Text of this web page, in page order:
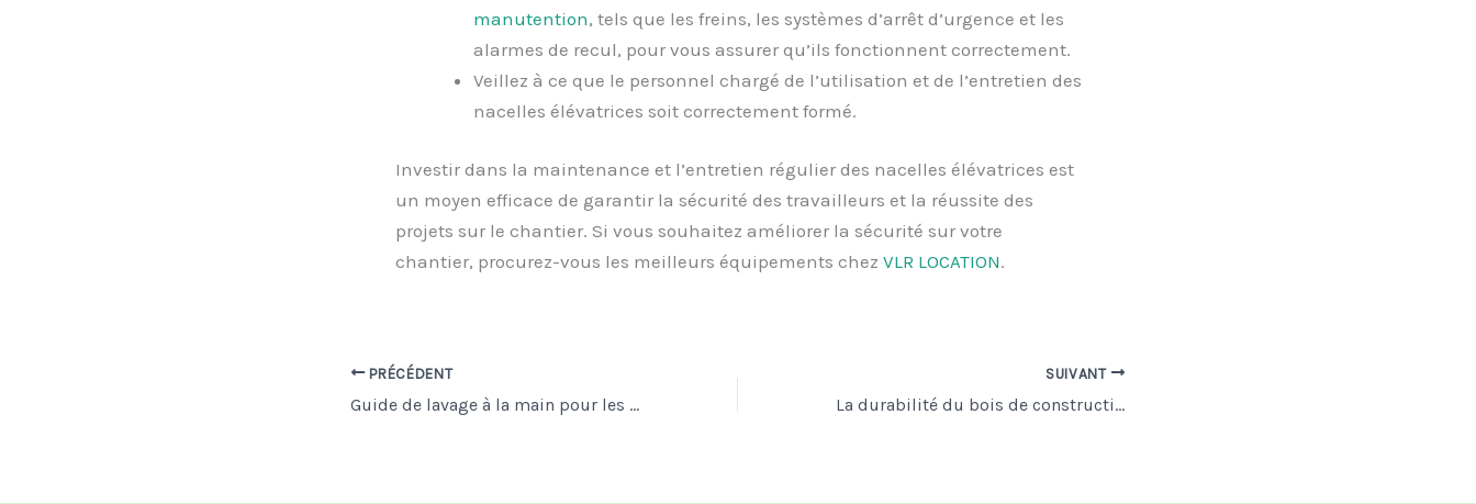
manutention, tels que les freins, les systèmes d’arrêt d’urgence et les
alarmes de recul, pour vous assurer qu’ils fonctionnent correctement.
Veillez à ce que le personnel chargé de l’utilisation et de l’entretien des
nacelles élévatrices soit correctement formé.
Investir dans la maintenance et l’entretien régulier des nacelles élévatrices est
un moyen efficace de garantir la sécurité des travailleurs et la réussite des
projets sur le chantier. Si vous souhaitez améliorer la sécurité sur votre
chantier, procurez-vous les meilleurs équipements chez VLR LOCATION.
PRÉCÉDENT
Guide de lavage à la main pour les vêtements délicats traités au pressing
SUIVANT
La durabilité du bois de construction : une analyse comparative des options